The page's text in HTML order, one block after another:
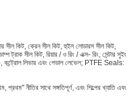
সীল কিট, ক্রেন সীল কিট, হুইল লোডারস সীল কিট,
ট্রাক সীল কিট, রিয়ার / ও রিং / এক্স- রিং, সেন্টার সুইং
লিভার এবং পেডাল লেভেল; PTFE Seals:
নীতির সাথে সঙ্গতিপূর্ণ, এবং শিল্পের খ্যাতি এবং